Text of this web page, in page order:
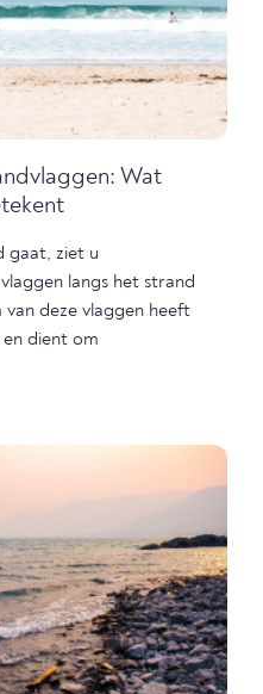
Wat
gaat, ziet u
langs het strand
van deze vlaggen heeft
dient om